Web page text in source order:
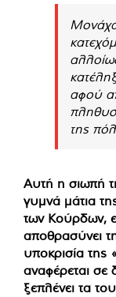
αφού
της
Αυτή η σιωπή
γυμνά μάτια
των Κούρδων,
αποθρασύνει
υποκρισία
αναφέρεται σε
ξεπλένει τα